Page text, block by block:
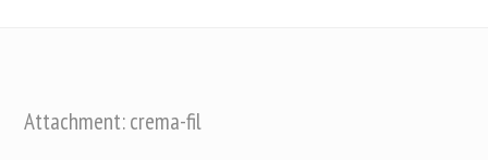
Attachment: crema-fil